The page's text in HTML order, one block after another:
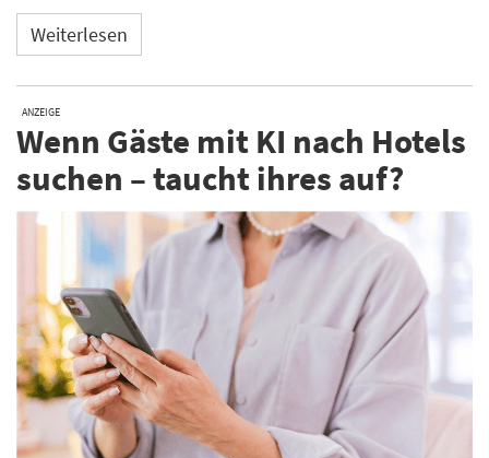
Weiterlesen
ANZEIGE
Wenn Gäste mit KI nach Hotels
suchen – taucht ihres auf?